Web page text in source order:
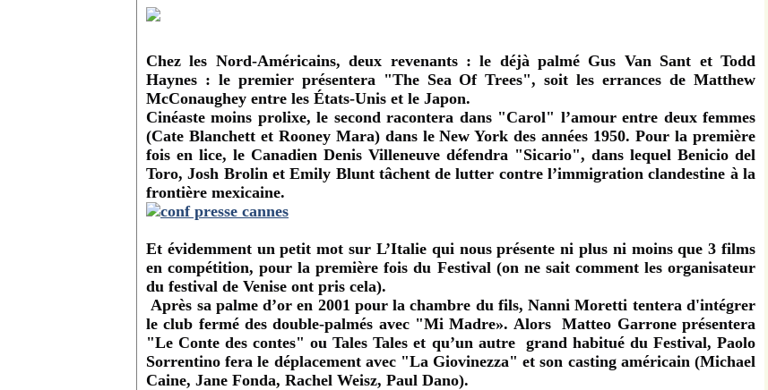
Chez les Nord-Américains, deux revenants : le déjà palmé Gus Van Sant et Todd
Haynes : le premier présentera "The Sea Of Trees", soit les errances de Matthew
McConaughey entre les États-Unis et le Japon.
Cinéaste moins prolixe, le second racontera dans "Carol" l’amour entre deux femmes
(Cate Blanchett et Rooney Mara) dans le New York des années 1950. Pour la première
fois en lice, le Canadien Denis Villeneuve défendra "Sicario", dans lequel Benicio del
Toro, Josh Brolin et Emily Blunt tâchent de lutter contre l’immigration clandestine à la
frontière mexicaine.
Et évidemment un petit mot sur L’Italie qui nous présente ni plus ni moins que 3 films
en compétition, pour la première fois du Festival (on ne sait comment les organisateur
du festival de Venise ont pris cela).
Après sa palme d’or en 2001 pour la chambre du fils, Nanni Moretti tentera d'intégrer
le club fermé des double-palmés avec "Mi Madre». Alors
Matteo Garrone présentera
"Le Conte des contes" ou Tales Tales et qu’un autre grand habitué du Festival, Paolo
Sorrentino fera le déplacement avec "La Giovinezza" et son casting américain (Michael
Caine, Jane Fonda, Rachel Weisz, Paul Dano).